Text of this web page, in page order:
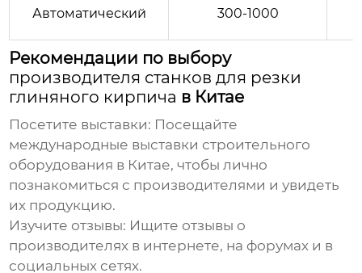
Автоматический 300-1000
Рекомендации по выбору
производителя станков для резки
глиняного кирпича в Китае
Посетите выставки: Посещайте
международные выставки строительного
оборудования в Китае, чтобы лично
познакомиться с производителями и увидеть
их продукцию.
Изучите отзывы: Ищите отзывы о
производителях в интернете, на форумах и в
социальных сетях.